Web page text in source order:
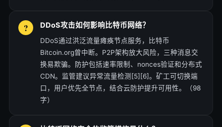
DDoS攻击如何影响比特币网络？
DDoS通过洪泛流量瘫痪节点服务，比特币
Bitcoin.org曾中断。P2P架构放大风险，三种消息交
换易欺骗。防护包括速率限制、nonces验证和分布式
CDN。监管建议异常流量检测[5][6]。矿工可切换端
口，用户优先全节点，结合云防护提升可用性。（98
字）